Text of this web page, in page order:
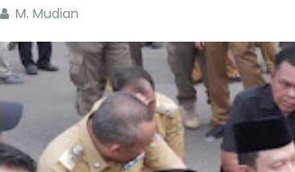
M. Mudian